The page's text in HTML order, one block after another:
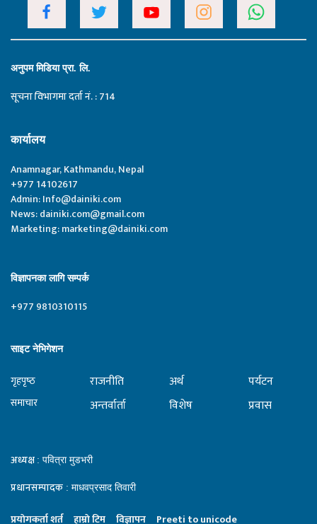
अनुपम मिडिया प्रा. लि.
सूचना विभागमा दर्ता नं. : 714
कार्यालय
Anamnagar, Kathmandu, Nepal
+977 14102617
Admin:Info@dainiki.com
News:dainiki.com@gmail.com
Marketing:marketing@dainiki.com
विज्ञापनका लागि सम्पर्क
+977 9810310115
साइट नेभिगेशन
गृहपृष्‍ठ
समाचार
राजनीति
अन्तर्वार्ता
अर्थ
विशेष
पर्यटन
प्रवास
अध्यक्ष : पवित्रा मुडभरी
प्रधानसम्पादक : माधवप्रसाद तिवारी
प्रयाेगकर्ता शर्त हाम्राे टिम विज्ञापन Preeti to unicode